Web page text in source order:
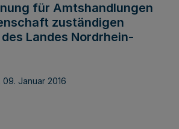
für Amtshandlungen
zuständigen
Landes Nordrhein-
09. Januar 2016